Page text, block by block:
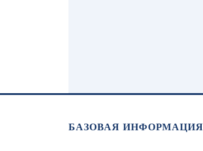
БАЗОВАЯ ИНФОРМАЦИЯ